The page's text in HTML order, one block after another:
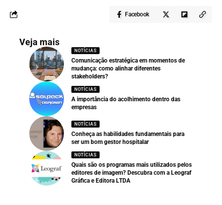
Facebook
Veja mais
NOTÍCIAS
Comunicação estratégica em momentos de
mudança: como alinhar diferentes
stakeholders?
NOTÍCIAS
A importância do acolhimento dentro das
empresas
NOTÍCIAS
Conheça as habilidades fundamentais para
ser um bom gestor hospitalar
NOTÍCIAS
Quais são os programas mais utilizados pelos
editores de imagem? Descubra com a Leograf
Gráfica e Editora LTDA